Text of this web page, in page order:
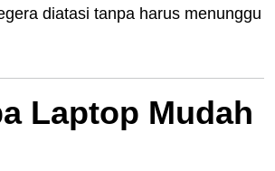
diatasi tanpa harus menunggu
Laptop Mudah